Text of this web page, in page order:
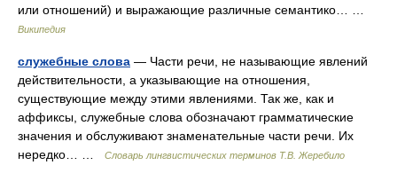
или отношений) и выражающие различные семантико… …
Википедия
служебные слова — Части речи, не называющие явлений
действительности, а указывающие на отношения,
существующие между этими явлениями. Так же, как и
аффиксы, служебные слова обозначают грамматические
значения и обслуживают знаменательные части речи. Их
нередко… …
Словарь лингвистических терминов Т.В. Жеребило